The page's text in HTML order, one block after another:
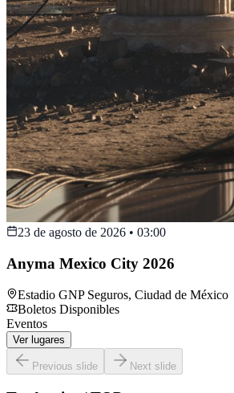
23 de agosto de 2026 • 03:00
Anyma Mexico City 2026
Estadio GNP Seguros, Ciudad de México
Boletos Disponibles
Eventos
Ver lugares
Previous slide Next slide